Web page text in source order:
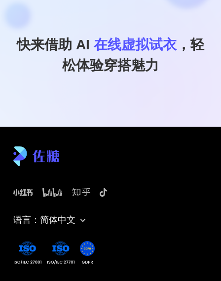
快来借助 AI 在线虚拟试衣 ，轻
松体验穿搭魅力
语言：简体中文